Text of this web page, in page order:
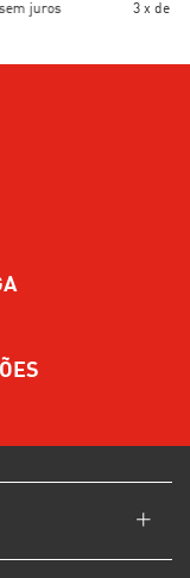
sem juros 3 x de